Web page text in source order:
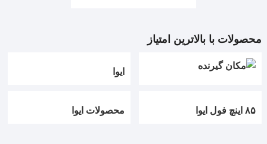
محصولات با بالاترین امتیاز
ایوا
۸۵ اینچ فول ایوا محصولات ایوا